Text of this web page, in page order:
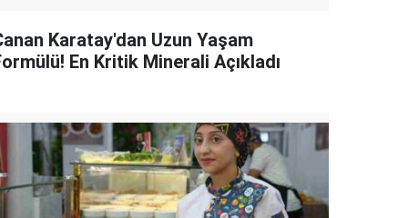
Karatay'dan Uzun Yaşam
En Kritik Minerali Açıkladı